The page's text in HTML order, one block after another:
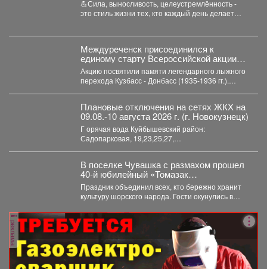
💪Сила, выносливость, целеустремлённость -
это стиль жизни тех, кто каждый день делает
Междуреченск присоединился к
единому старту Всероссийской акции
«Шахтерское братство. Сильные
духом», которая прошла в 13 угольных
регионах страны.
Акцию посвятили памяти легендарного лыжного
перехода Кузбасс - Донбасс (1935-1936 гг.).
Плановые отключения на сетях ЖКХ на
09.08.-10 августа 2026 г. (г. Новокузнецк)
Г орячая вода Куйбышевский район:
Садопарковая, 19,23,25,27,
В поселке Чувашка с размахом прошел
40-й юбилейный «Томазак
Пайрам-2026».
Праздник объединил всех, кто бережно хранит
культуру шорского народа. Гости окунулись в
реклама